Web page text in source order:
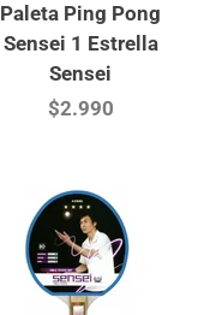
Paleta Ping Pong
Sensei 1 Estrella
Sensei
$2.990